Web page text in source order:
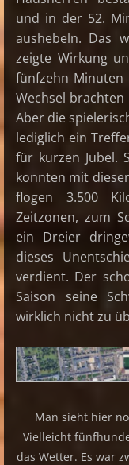
und in der 52.
aushebeln. Das
zeigte Wirkung
fünfzehn Minuten
Wechsel
Aber die
lediglich ein
für kurzen Jubel.
konnten mit
flogen 3.500
Zeitzonen, zum
ein Dreier
dieses
verdient. Der
Saison seine
wirklich nicht zu
Man sieht hier
Vielleicht
das Wetter. Es war